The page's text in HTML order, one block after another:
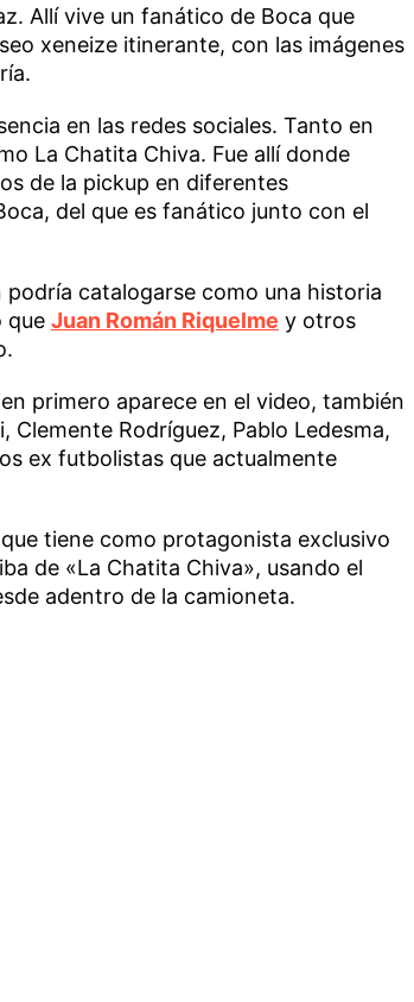
Allí vive un fanático de Boca que
xeneize itinerante, con las imágenes
en las redes sociales. Tanto en
La Chatita Chiva. Fue allí donde
de la pickup en diferentes
del que es fanático junto con el
catalogarse como una historia
que Juan Román Riquelme y otros
primero aparece en el video, también
Clemente Rodríguez, Pablo Ledesma,
ex futbolistas que actualmente
tiene como protagonista exclusivo
de «La Chatita Chiva», usando el
adentro de la camioneta.